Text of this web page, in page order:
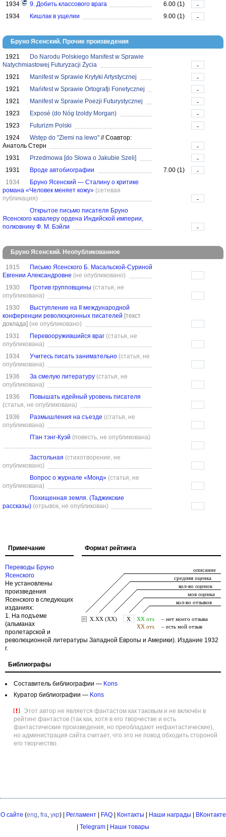
1934
9. Добить классового врага 6.00 (1)
-
1934
Кишлак в ущелии 9.00 (1) -
Бруно Ясенский. Прочие произведения
1921
Do Narodu Polskiego Manifest w Sprawie
Natychmiastowej Futuryzacji Życia
-
1921
Manifest w Sprawie Krytyki Artystycznej
-
1921
Mańifest w Sprawie Ortografji Fonetycznej
-
1921
Manifest w Sprawie Poezji Futurystycznej
-
1923
Exposé (do Nóg Izoldy Morgan)
-
1923
Futurizm Polski
-
1924
Wstęp do "Ziemi na lewo" //Соавтор:
Анатоль Стерн
-
1931
Przedmowa [do Słowa o Jakubie Szeli]
-
1931
Вроде автобиографии 7.00 (1)
-
1934
Бруно Ясенский — Сталину о критике
романа «Человек меняет кожу» (сетевая
публикация)
-
Открытое письмо писателя Бруно
Ясенского кавалеру ордена Индийской империи,
полковнику Ф. М. Бэйли
-
Бруно Ясенский. Неопубликованное
1915
Письмо Ясенского Б. Масальской-Суриной
Евгении Александровне (не опубликовано)
1930
Против групповщины (статья, не
опубликована)
1930
Выступление на II международной
конференции революционных писателей [текст
доклада] (не опубликовано)
1931
Перевооружившийся враг (статья, не
опубликована)
1934
Учитесь писать занимательно (статья, не
опубликована)
1936
За смелую литературу (статья, не
опубликована)
1936
Повышать идейный уровень писателя
(статья, не опубликована)
1936
Размышления на съезде (статья, не
опубликована)
П'ан тэнг-Куэй (повесть, не опубликована)
Застольная (стихотворение, не
опубликовано)
Вопрос о журнале «Монд» (статья, не
опубликована)
Похищенная земля. (Таджикские
рассказы) (отрывок, не опубликован)
Формат рейтинга
Примечание
Переводы Бруно
Ясенского
Не установлены
произведения
Ясенского в следующих
изданиях:
1. На подъеме
(альманах
пролетарской и
революционной литературы Западной Европы и Америки). Издание 1932
г.
Библиографы
Составитель библиографии — Kons
Куратор библиографии — Kons
Этот автор не является фантастом как таковым и не включён в
рейтинг фантастов (так как, хотя в его творчестве и есть
фантастические произведения, но преобладают нефантастические),
но администрация сайта считает, что это не повод обходить стороной
его творчество.
О сайте (eng, fra, укр) | Регламент| FAQ| Контакты Наши награды
ВКонтакте
Telegram Наши товары